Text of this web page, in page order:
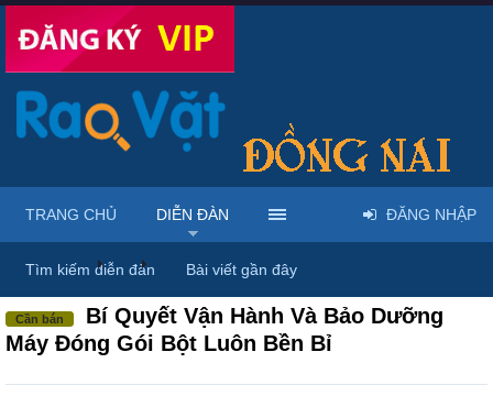
Diễn đàn ... Máy móc & thiết bị công nông nghiệp
Cần bán
Bí Quyết Vận Hành Và Bảo Dưỡng
Máy Đóng Gói Bột Luôn Bền Bỉ
TRANG CHỦ DIỄN ĐÀN
Tìm kiếm diễn đàn Bài viết gần đây
ĐĂNG NHẬP